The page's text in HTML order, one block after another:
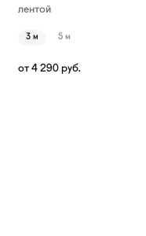
лентой
3 м 5 м
от 4 290 руб.